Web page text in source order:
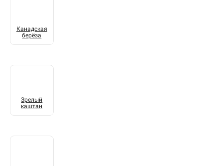
Канадская
берёза
Зрелый
каштан